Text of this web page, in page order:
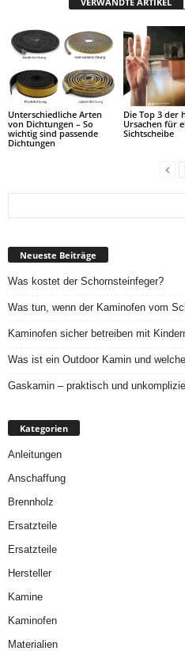
Unterschiedliche Arten
von Dichtungen – So
wichtig sind passende
Dichtungen
Die Top 3 der
Ursachen für
Sichtscheibe
Neueste Beiträge
Was kostet der Schornsteinfeger?
Was tun, wenn der Kaminofen vom
Kaminofen sicher betreiben mit
Was ist ein Outdoor Kamin und
Gaskamin – praktisch und
Kategorien
Anleitungen
Anschaffung
Brennholz
Ersatzteile
Ersatzteile
Hersteller
Kamine
Kaminofen
Materialien